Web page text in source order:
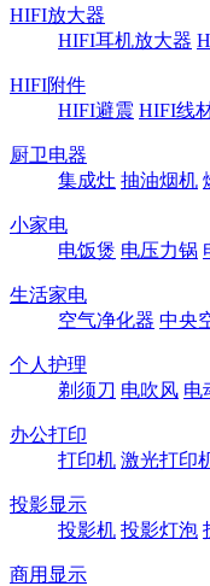
HIFI放大器
HIFI耳机放大器
HIFI附件
HIFI避震 HIFI线
厨卫电器
集成灶 抽油烟机
小家电
电饭煲 电压力锅
生活家电
空气净化器 中央
个人护理
剃须刀 电吹风 电
办公打印
打印机 激光打印
投影显示
投影机 投影灯泡
商用显示